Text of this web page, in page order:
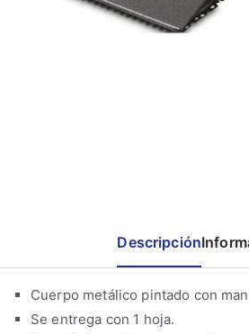
Descripción
Cuerpo metálico pintado con
Se entrega con 1 hoja.